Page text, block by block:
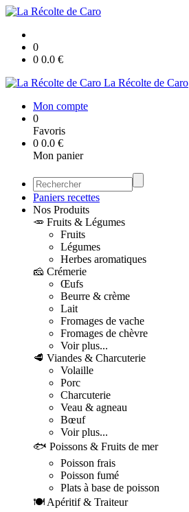
0
0 0.0 €
La Récolte de Caro
Mon compte
0
Favoris
0 0.0 €
Mon panier
Paniers recettes
Nos Produits
🥕 Fruits & Légumes
Fruits
Légumes
Herbes aromatiques
🧀 Crémerie
Œufs
Beurre & crème
Lait
Fromages de vache
Fromages de chèvre
Voir plus...
🥩 Viandes & Charcuterie
Volaille
Porc
Charcuterie
Veau & agneau
Bœuf
Voir plus...
🐟 Poissons & Fruits de mer
Poisson frais
Poisson fumé
Plats à base de poisson
🍽️ Apéritif & Traiteur